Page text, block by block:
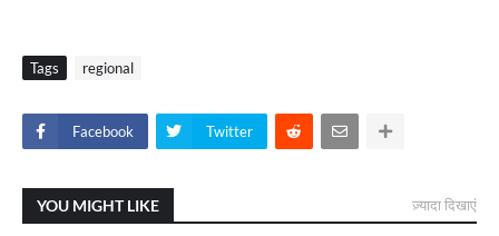
Tags regional
Facebook Twitter
YOU MIGHT LIKE ज़्यादा दिखाएं